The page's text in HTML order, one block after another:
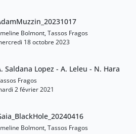
Bolmont, Tassos Fragos
18 octobre 2023
Saldana Lopez - A. Leleu - N. Hara
Fragos
2 février 2021
Bolmont, Tassos Fragos